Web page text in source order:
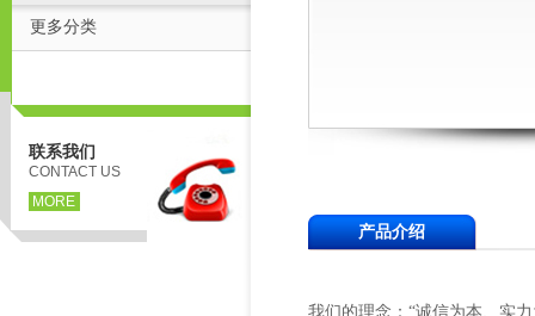
更多分类
联系我们
CONTACT US
MORE
产品介绍
我们的理念：“诚信为本、实